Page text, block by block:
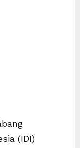
(IDI)